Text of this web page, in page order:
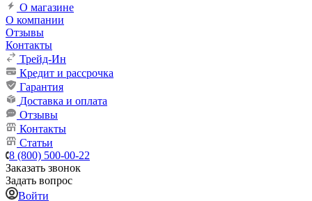
О магазине
О компании
Отзывы
Контакты
Трейд-Ин
Кредит и рассрочка
Гарантия
Доставка и оплата
Отзывы
Контакты
Статьи
8 (800) 500-00-22
Заказать звонок
Задать вопрос
Войти